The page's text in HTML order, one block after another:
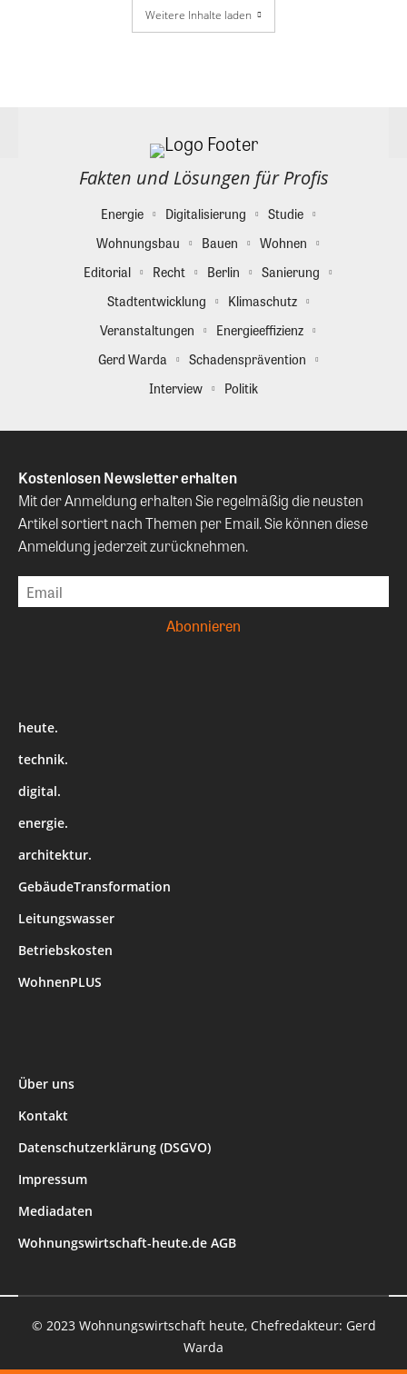
Weitere Inhalte laden
Fakten und Lösungen für Profis
Energie Digitalisierung
Studie
Wohnungsbau
Bauen
Wohnen
Editorial
Recht Berlin
Sanierung
Stadtentwicklung
Klimaschutz
Veranstaltungen
Energieeffizienz
Gerd Warda
Schadensprävention
Interview
Politik
Kostenlosen Newsletter erhalten
Mit der Anmeldung erhalten Sie regelmäßig die neusten
Artikel sortiert nach Themen per Email. Sie können diese
Anmeldung jederzeit zurücknehmen.
heute.
technik.
digital.
energie.
architektur.
GebäudeTransformation
Leitungswasser
Betriebskosten
WohnenPLUS
Über uns
Kontakt
Datenschutzerklärung (DSGVO)
Impressum
Mediadaten
Wohnungswirtschaft-heute.de AGB
© 2023 Wohnungswirtschaft heute, Chefredakteur: Gerd
Warda